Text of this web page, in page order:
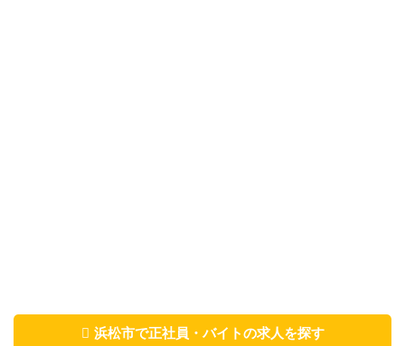
浜松市で正社員・バイトの求人を探す